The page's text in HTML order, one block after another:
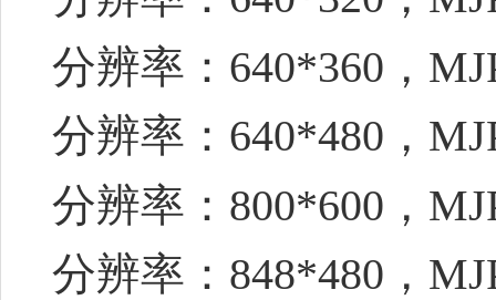
分辨率：640*360，
分辨率：640*480，
分辨率：800*600，
分辨率：848*480，